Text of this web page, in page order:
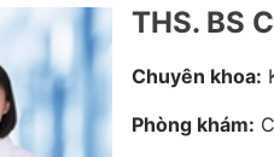
THS. BS
Chuyên khoa:
Phòng khám: